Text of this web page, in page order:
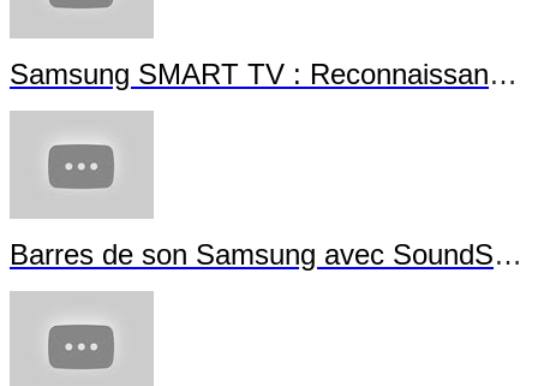
Samsung SMART TV : Reconnaissance Gestuelle
Barres de son Samsung avec SoundShare